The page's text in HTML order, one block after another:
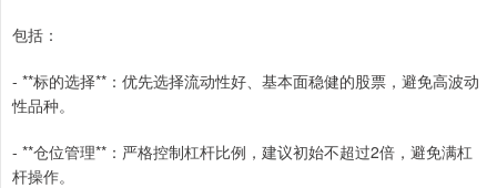
包括：
- **标的选择**：优先选择流动性好、基本面稳健的股票，避免高波动
性品种。
- **仓位管理**：严格控制杠杆比例，建议初始不超过2倍，避免满杠
杆操作。